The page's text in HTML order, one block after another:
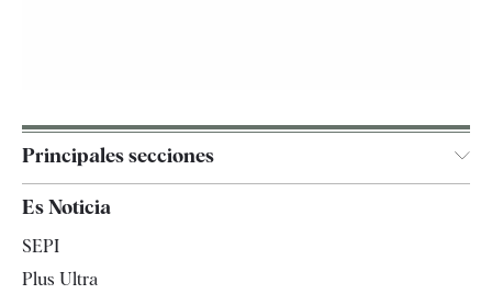
Principales secciones
España
Es Noticia
SEPI
Plus Ultra